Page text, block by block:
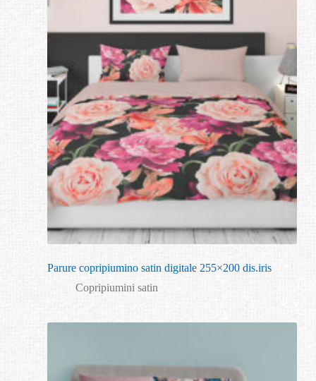
Parure copripiumino satin digitale 255×200 dis.iris
Copripiumini satin